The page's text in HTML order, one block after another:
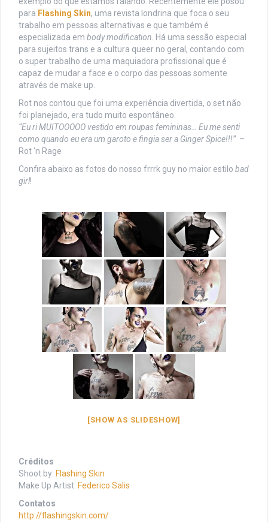
para Flashing Skin, uma revista londrina que foca o seu
trabalho em pessoas alternativas e que também é
especializada em body modification . Há uma sessão especial
para sujeitos trans e a cultura queer no geral, contando com
o super trabalho de uma maquiadora profissional que é
capaz de mudar a face e o corpo das pessoas somente
através de make up.
Rot nos contou que foi uma experiência divertida, o set não
foi planejado, era tudo muito espontâneo.
“Eu ri MUITOOOOO vestido em roupas femininas… Eu me senti
como quando eu era um garoto e fingia ser a Ginger Spice!!!” –
Rot ‘n Rage
Confira abaixo as fotos do nosso frrrk guy no maior estilo bad
girl!
[SHOW AS SLIDESHOW]
Créditos
Shoot by: Flashing Skin
Make Up Artist: Federico Salis
Contatos
http://flashingskin.com/